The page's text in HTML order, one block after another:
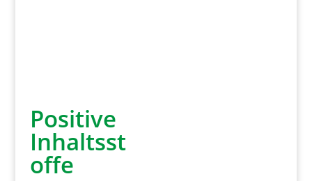
Positive
Inhaltsst
offe